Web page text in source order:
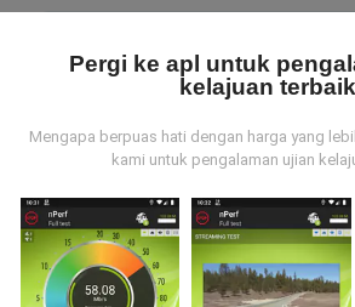
Dari mana asalnya data-
oleh pengguna app kami sendiri. Ujian
terus dari lokasi mereka! Sekiranya
jom muat turun app nPerf sekarang
data yang dapat kami kumpul, lagi
Pergi ke apl untuk
kelajuan
Mengapa berpuas hati dengan harga yang
kami untuk pengalaman ujian